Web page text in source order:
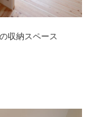
収納スペース